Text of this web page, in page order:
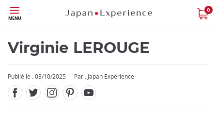
Skip
to
main
content
MENU
0
Virginie LEROUGE
Publié le : 03/10/2025 Par : Japan Experience
Fermer